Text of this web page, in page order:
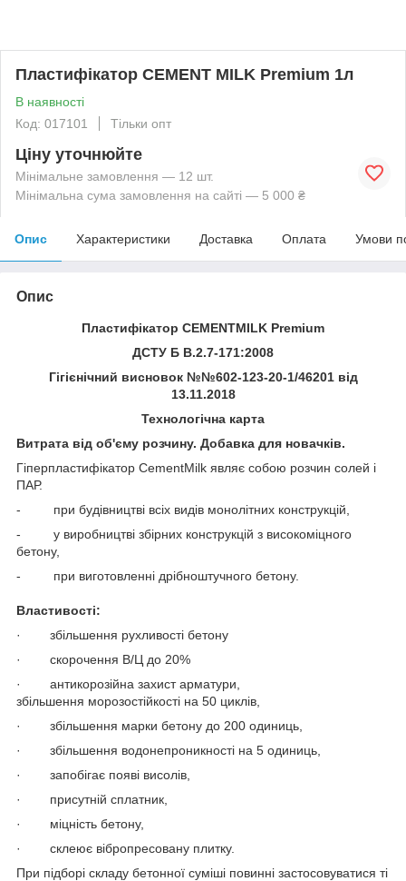
Пластифікатор CEMENT MILK Premium 1л
В наявності
Код: 017101
Тільки опт
Ціну уточнюйте
Мінімальне замовлення — 12 шт.
Мінімальна сума замовлення на сайті — 5 000 ₴
Опис Характеристики Доставка Оплата Умови
Опис
Пластифікатор CEMENTMILK Premium
ДСТУ Б В.2.7-171:2008
Гігієнічний висновок №№602-123-20-1/46201 від
13.11.2018
Технологічна карта
Витрата від об'єму розчину. Добавка для новачків.
Гіперпластифікатор CementMilk являє собою розчин солей і
ПАР.
- при будівництві всіх видів монолітних конструкцій,
- у виробництві збірних конструкцій з високоміцного
бетону,
- при виготовленні дрібноштучного бетону.
Властивості:
· збільшення рухливості бетону
· скорочення В/Ц до 20%
· антикорозійна захист арматури,
збільшення морозостійкості на 50 циклів,
· збільшення марки бетону до 200 одиниць,
· збільшення водонепроникності на 5 одиниць,
· запобігає появі висолів,
· присутній сплатник,
· міцність бетону,
· склеює вібропресовану плитку.
При підборі складу бетонної суміші повинні застосовуватися ті